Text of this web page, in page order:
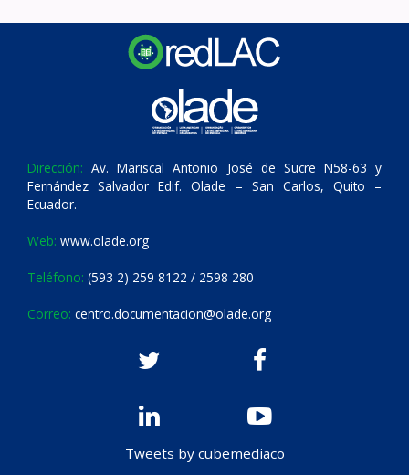
Dirección: Av. Mariscal Antonio José de Sucre N58-63 y
Fernández Salvador Edif. Olade – San Carlos, Quito –
Ecuador.
Web: www.olade.org
Teléfono: (593 2) 259 8122 / 2598 280
Correo: centro.documentacion@olade.org
Tweets by cubemediaco